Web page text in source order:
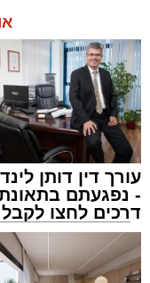
עורך דין דותן
- נפגעתם
דרכים לחצו
שמגיע לכם